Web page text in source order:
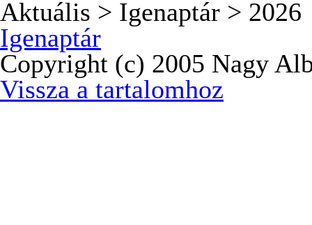
Aktuális > Igenaptár > 2026
Igenaptár
Copyright (c) 2005 Nagy
Vissza a tartalomhoz